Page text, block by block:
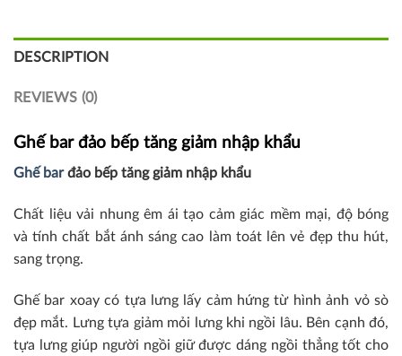
DESCRIPTION
REVIEWS (0)
Ghế bar đảo bếp tăng giảm nhập khẩu
Ghế barđảo bếp tăng giảm nhập khẩu
Chất liệu vải nhung êm ái tạo cảm giác mềm mại, độ bóng
và tính chất bắt ánh sáng cao làm toát lên vẻ đẹp thu hút,
sang trọng.
Ghế bar xoay có tựa lưng lấy cảm hứng từ hình ảnh vỏ sò
đẹp mắt. Lưng tựa giảm mỏi lưng khi ngồi lâu. Bên cạnh đó,
tựa lưng giúp người ngồi giữ được dáng ngồi thẳng tốt cho